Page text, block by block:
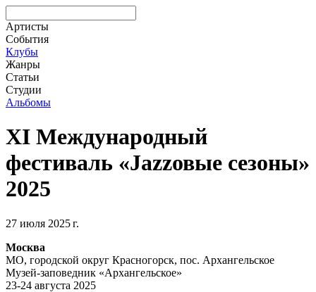
Артисты
События
Клубы
Жанры
Статьи
Студии
Альбомы
XI Международный
фестиваль «Jazzовые сезоны»
2025
27 июля 2025 г.
Москва
МО, городской округ Красногорск, пос. Архангельское
Музей-заповедник «Архангельское»
23-24 августа 2025